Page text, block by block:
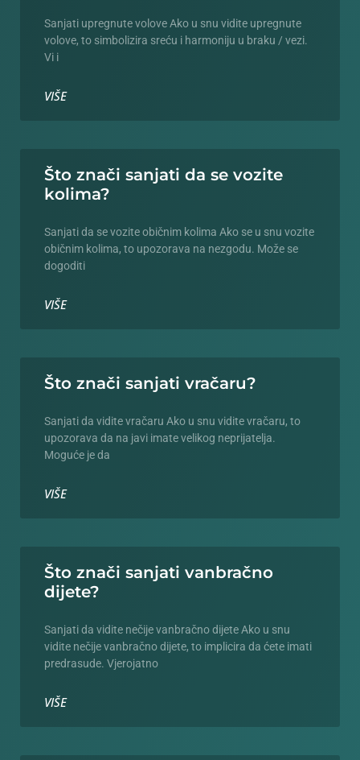
Sanjati upregnute volove Ako u snu vidite upregnute
volove, to simbolizira sreću i harmoniju u braku / vezi.
Vi i
VIŠE
Što znači sanjati da se vozite
kolima?
Sanjati da se vozite običnim kolima Ako se u snu vozite
običnim kolima, to upozorava na nezgodu. Može se
dogoditi
VIŠE
Što znači sanjati vračaru?
Sanjati da vidite vračaru Ako u snu vidite vračaru, to
upozorava da na javi imate velikog neprijatelja.
Moguće je da
VIŠE
Što znači sanjati vanbračno
dijete?
Sanjati da vidite nečije vanbračno dijete Ako u snu
vidite nečije vanbračno dijete, to implicira da ćete imati
predrasude. Vjerojatno
VIŠE